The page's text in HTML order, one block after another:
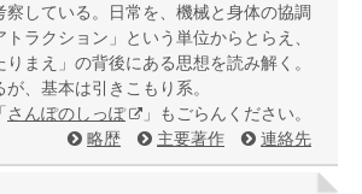
察している。日常を、機械と身体の協調
ラクション」という単位からとらえ、
りまえ」の背後にある思想を読み解く。
、基本は引きこもり系。
さんぽのしっぽ
」もごらんください。
略歴
主要著作 連絡先